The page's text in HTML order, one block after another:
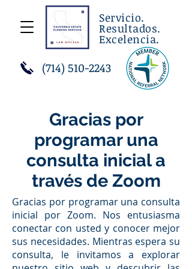
Servicio.
Resultados.
Excelencia.
(714) 510-2243
Gracias por
programar una
consulta inicial a
través de Zoom
Gracias por programar una consulta
inicial por Zoom. Nos entusiasma
conectar con usted y conocer mejor
sus necesidades. Mientras espera su
consulta, le invitamos a explorar